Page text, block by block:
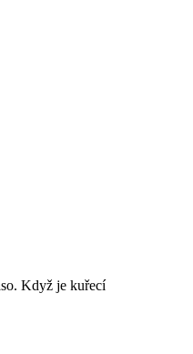
Když je kuřecí